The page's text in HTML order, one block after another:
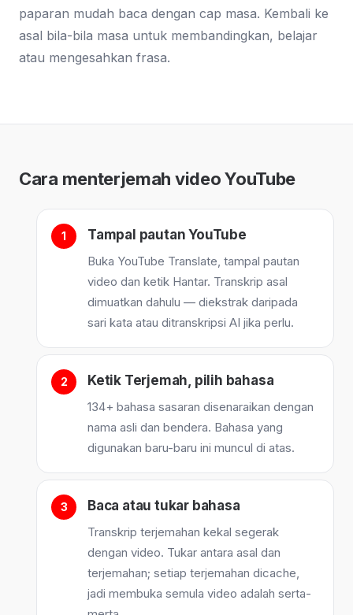
paparan mudah baca dengan cap masa. Kembali ke
asal bila-bila masa untuk membandingkan, belajar
atau mengesahkan frasa.
Cara menterjemah video YouTube
Tampal pautan YouTube
Buka YouTube Translate, tampal pautan
video dan ketik Hantar. Transkrip asal
dimuatkan dahulu — diekstrak daripada
sari kata atau ditranskripsi AI jika perlu.
Ketik Terjemah, pilih bahasa
134+ bahasa sasaran disenaraikan dengan
nama asli dan bendera. Bahasa yang
digunakan baru-baru ini muncul di atas.
Baca atau tukar bahasa
Transkrip terjemahan kekal segerak
dengan video. Tukar antara asal dan
terjemahan; setiap terjemahan dicache,
jadi membuka semula video adalah serta-